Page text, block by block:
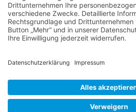
RSS-Feed AWO Offenbach
Arbeiterwohlfahrt Kreisverband